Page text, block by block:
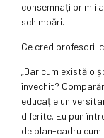
consemnați primii
schimbări.
Ce cred profesorii
„Dar cum există o
învechit?
educație
diferite. Eu pun
de plan-cadru cum